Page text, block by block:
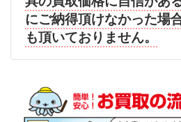
釣具買取クーポンg-
turi20260704 （2026/07/31迄
シマノ へら竿 飛天弓 皆空
釣具買取クーポンg-
turi20260705 （2026/07/31
にご納得頂けなかった場
も頂いておりません。